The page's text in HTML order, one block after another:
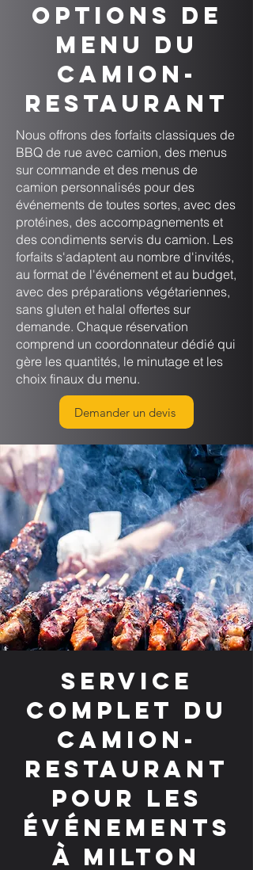
Options de
menu du
camion-
restaurant
Nous offrons des forfaits classiques de
BBQ de rue avec camion, des menus
sur commande et des menus de
camion personnalisés pour des
événements de toutes sortes, avec des
protéines, des accompagnements et
des condiments servis du camion. Les
forfaits s'adaptent au nombre d'invités,
au format de l'événement et au budget,
avec des préparations végétariennes,
sans gluten et halal offertes sur
demande. Chaque réservation
comprend un coordonnateur dédié qui
gère les quantités, le minutage et les
choix finaux du menu.
Demander un devis
Service
complet du
camion-
restaurant
pour les
événements
à Milton